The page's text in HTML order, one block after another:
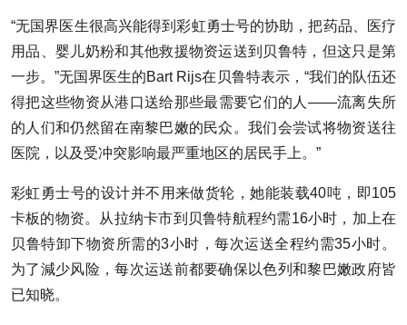
“无国界医生很高兴能得到彩虹勇士号的协助，把药品、医疗
用品、婴儿奶粉和其他救援物资运送到贝鲁特，但这只是第
一步。”无国界医生的Bart Rijs在贝鲁特表示，“我们的队伍还
得把这些物资从港口送给那些最需要它们的人——流离失所
的人们和仍然留在南黎巴嫩的民众。我们会尝试将物资送往
医院，以及受冲突影响最严重地区的居民手上。”
彩虹勇士号的设计并不用来做货轮，她能装载40吨，即105
卡板的物资。从拉纳卡市到贝鲁特航程约需16小时，加上在
贝鲁特卸下物资所需的3小时，每次运送全程约需35小时。
为了減少风险，每次运送前都要确保以色列和黎巴嫩政府皆
已知晓。